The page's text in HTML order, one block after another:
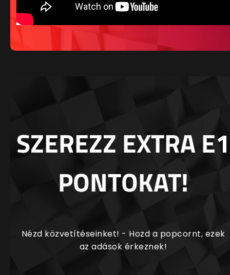
SZEREZZ EXTRA E1
PONTOKAT!
Nézd közvetítéseinket! - Hozd a popcornt, ezek
az adások érkeznek!